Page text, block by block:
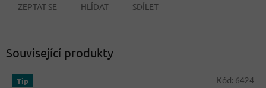
ZEPTAT SE HLÍDAT SDÍLET
Související produkty
Tip Kód: 6424